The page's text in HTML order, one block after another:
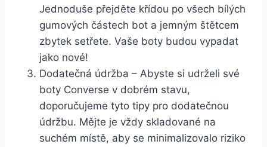
Jednoduše přejděte ‌křídou ⁣po⁣ všech ⁤bílých
gumových částech‌ bot a jemným štětcem
zbytek setřete. ‍Vaše boty​ budou vypadat
jako nové!
Dodatečná ⁣údržba – Abyste si udrželi své⁣
boty Converse ⁢v dobrém stavu,
doporučujeme tyto tipy⁤ pro‍ dodatečnou
údržbu. Mějte je vždy skladované na
suchém místě, aby‌ se minimalizovalo riziko